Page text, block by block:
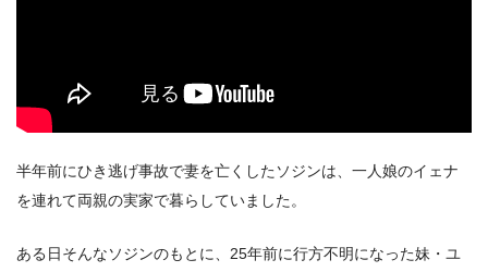
＼＼31日間無料!!お試し解約もOK／／
今すぐ無料でU-NEXTで見る
半年前にひき逃げ事故で妻を亡くしたソジンは、一人娘のイェナ
を連れて両親の実家で暮らしていました。
ある日そんなソジンのもとに、25年前に行方不明になった妹・ユ